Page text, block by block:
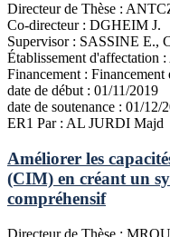
Directeur de Thèse :
Co-directeur : DGHEIM J.
Supervisor : SASSINE E.,
Établissement d'affectation :
Financement : Financement
date de début : 01/11/2019
date de soutenance : 01/12/
ER1 Par : AL JURDI Majd
Améliorer les
(CIM) en créant un
compréhensif
Directeur de Thèse :